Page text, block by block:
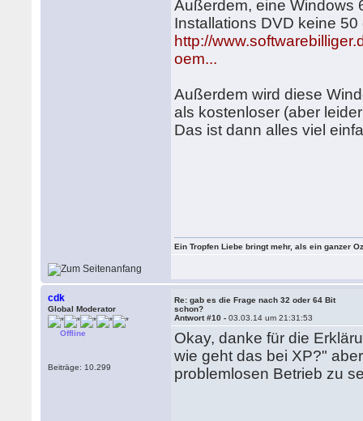
Außerdem, eine Windows
Installations DVD keine 50
http://
oem...
Außerdem wird diese
als kostenloser (aber
Das ist dann alles viel
Ein Tropfen Liebe bringt mehr, als ein ganzer
cdk
Global Moderator
Offline
Beiträge: 10.299
Re: gab es die Frage nach 32 oder 64 Bit
schon?
Antwort #10 -03.03.14 um 21:31:53
Okay, danke für die
wie geht das bei XP?"
problemlosen Betrieb zu